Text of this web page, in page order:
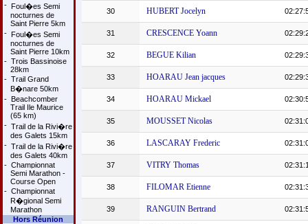
- Foul�es Semi
nocturnes de
Saint Pierre 5km
- Foul�es Semi
nocturnes de
Saint Pierre 10km
- Trois Bassinoise
28km
- Trail Grand
B�nare 50km
- Beachcomber
Trail Ile Maurice
(65 km)
- Trail de la Rivi�re
des Galets 15km
- Trail de la Rivi�re
des Galets 40km
- Championnat
Semi Marathon -
Course Open
- Championnat
R�gional Semi
Marathon
Hors Réunion
30 HUBERT Jocelyn
31 CRESCENCE Yoann
32 BEGUE Kilian
33 HOARAU Jean jacques
34 HOARAU Mickael
35 MOUSSET Nicolas
36 LASCARAY Frederic
37 VITRY Thomas
38 FILOMAR Etienne
39 RANGUIN Bertrand